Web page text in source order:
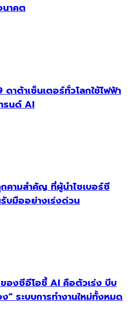
าคต
าต้าเซ็นเตอร์ทั่วโลกใช้ไฟฟ้า
รนด์ AI
ามสำคัญ ที่ผู้นำไซเบอร์ซี
บมืออย่างเร่งด่วน
องซีอีโอชี้ AI คือตัวเร่ง บีบ
ระบบการทำงานใหม่ทั้งหมด